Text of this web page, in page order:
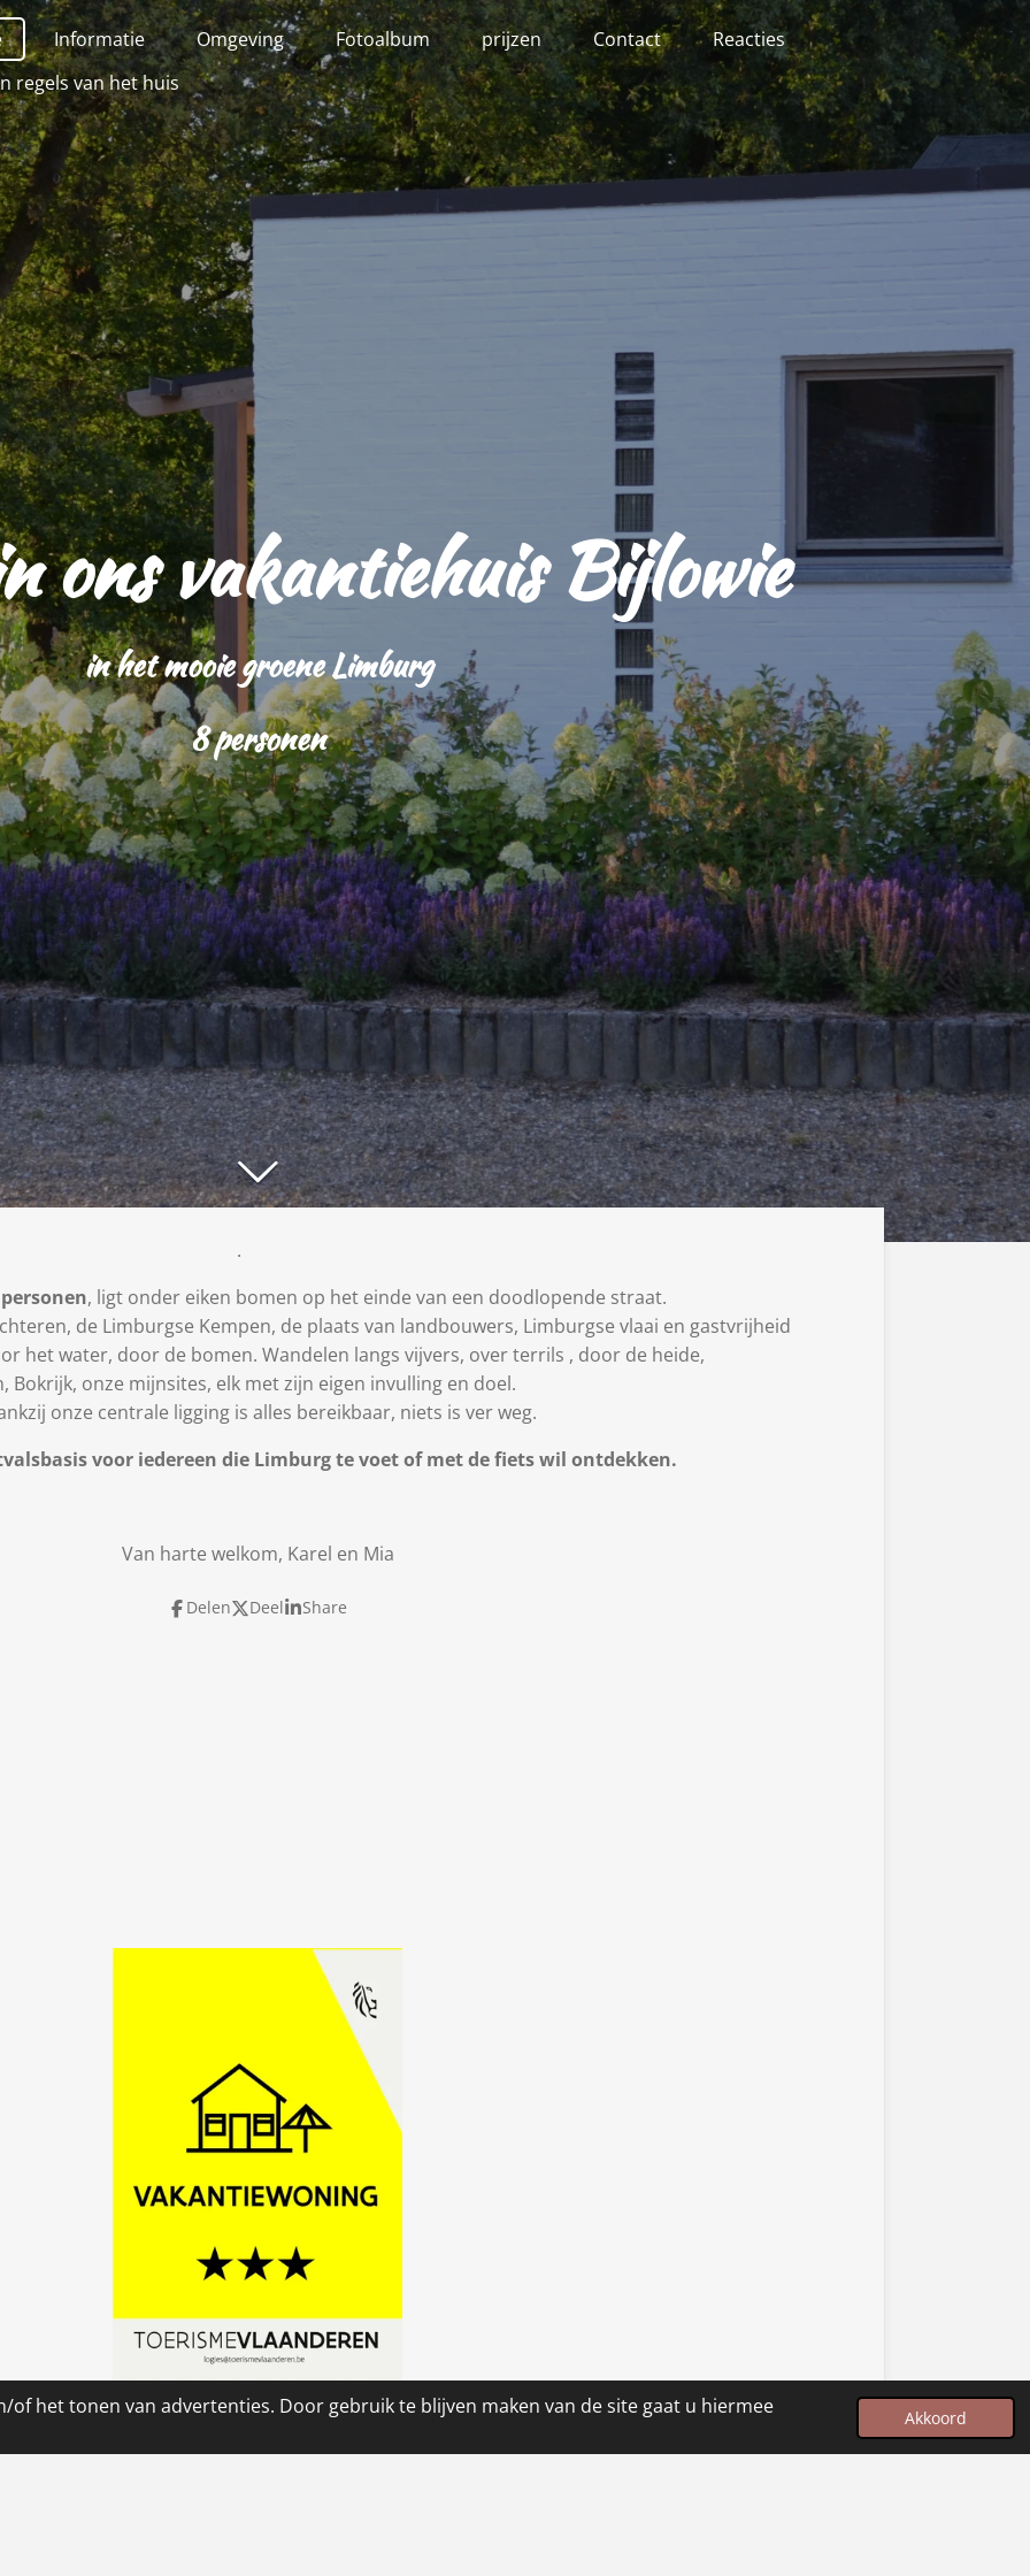
het tonen van advertenties. Door gebruik te blijven maken van de site gaat u hiermee
Akkoord
Informatie Omgeving Fotoalbum prijzen Contact
Reacties
regels van het huis
ons vakantiehuis Bijlowie
in het mooie groene Limburg
8 personen
.
, ligt onder eiken bomen op het einde van een doodlopende straat.
de Limburgse Kempen, de plaats van landbouwers, Limburgse vlaai en gastvrijheid
het water, door de bomen. Wandelen langs vijvers, over terrils , door de heide,
Dolen, Bokrijk, onze mijnsites, elk met zijn eigen invulling en doel.
onze centrale ligging is alles bereikbaar, niets is ver weg.
voor iedereen die Limburg te voet of met de fiets wil ontdekken.
Van harte welkom, Karel en Mia
Delen Deel Share